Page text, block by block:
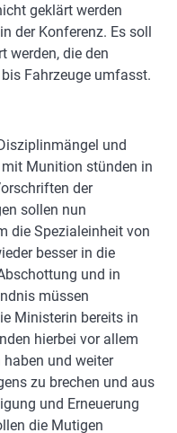
geklärt werden
der Konferenz. Es soll
werden, die den
Fahrzeuge umfasst.
und
Munition stünden in
der
sollen nun
die Spezialeinheit von
besser in die
und in
müssen
Ministerin bereits in
hierbei vor allem
haben und weiter
zu brechen und aus
und Erneuerung
die Mutigen